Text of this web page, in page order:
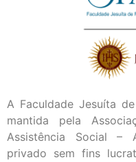
A Faculdade Jesuíta
mantida pela
Assistência Social –
privado sem fins